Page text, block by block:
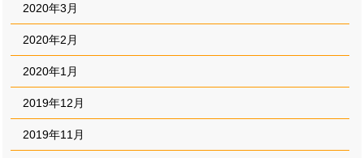
2020年3月
2020年2月
2020年1月
2019年12月
2019年11月